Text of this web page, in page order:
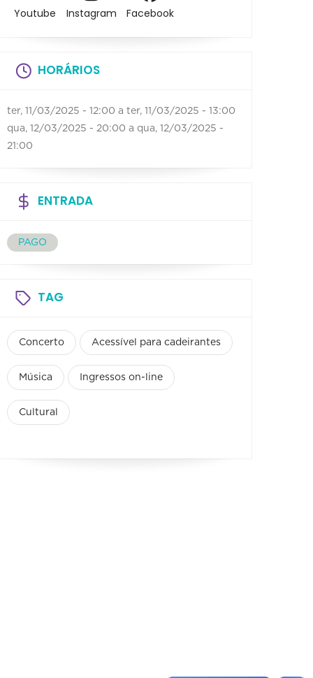
Youtube Instagram Facebook
HORÁRIOS
ter, 11/03/2025 - 12:00 a ter, 11/03/2025 - 13:00
qua, 12/03/2025 - 20:00 a qua, 12/03/2025 -
21:00
ENTRADA
PAGO
TAG
Concerto Acessível para cadeirantes
Música Ingressos on-line
Cultural